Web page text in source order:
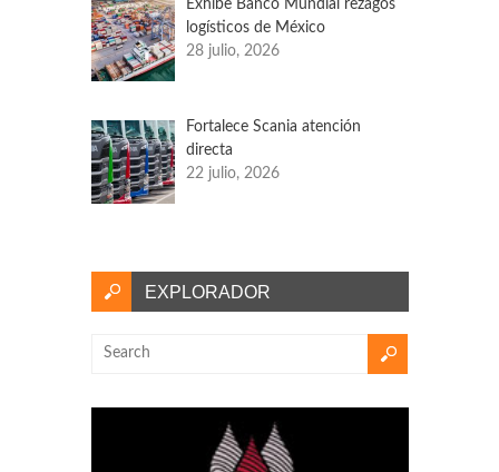
Exhibe Banco Mundial rezagos
logísticos de México
28 julio, 2026
Fortalece Scania atención
directa
22 julio, 2026
EXPLORADOR